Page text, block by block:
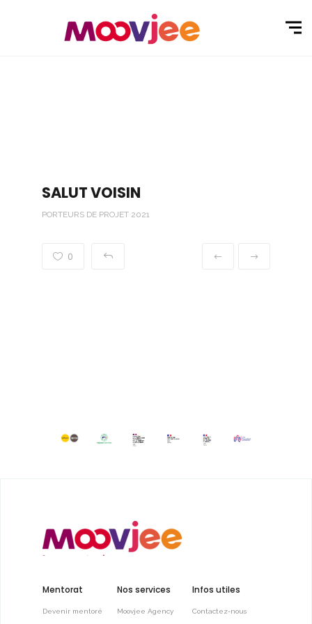
SALUT VOISIN
PORTEURS DE PROJET 2021
0
Mentorat
Devenir mentoré
Nos services
Moovjee Agency
Infos utiles
Contactez-nous